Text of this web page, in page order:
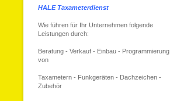
HALE Taxameterdienst
Wie führen für Ihr Unternehmen folgende
Leistungen durch:
Beratung - Verkauf - Einbau - Programmierung
von
Taxametern - Funkgeräten - Dachzeichen -
Zubehör